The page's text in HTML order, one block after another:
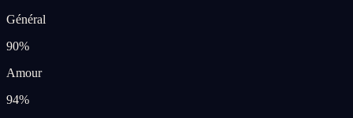
Général
90%
Amour
94%